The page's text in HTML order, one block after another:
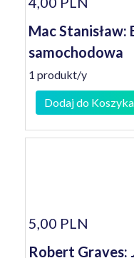
Mac
samochodowa
1 produkt/y
Dodaj do Koszyka
5,00 PLN
Robert Graves: